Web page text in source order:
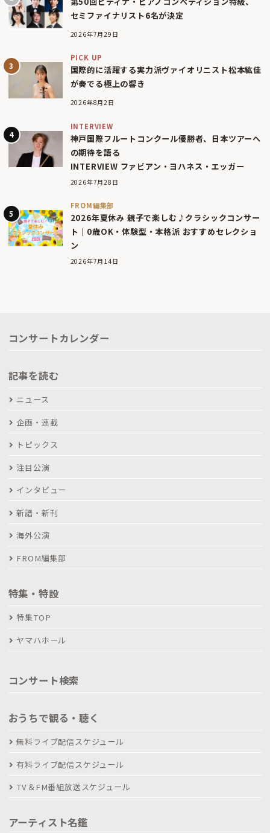
セミファイナリスト6名が決定
2026年7月29日
PICK UP
国際的に活躍する実力派ヴァイオリニスト松本紘佳
が奏でる極上の響き
2026年8月2日
INTERVIEW
神戸国際フルートコンクール優勝者、日本ツアーへ
の期待を語る
INTERVIEW ファビアン・ヨハネス・エッガー
2026年7月28日
FROM編集部
2026年夏休み 親子で楽しむ♪クラシックコンサー
ト｜0歳OK・体験型・本格派 おすすめセレクショ
ン
2026年7月14日
コンサートカレンダー
記事を読む
ニュース
企画・連載
トピックス
注目公演
インタビュー
新譜・新刊
海外公演
FROM編集部
特集・特設
特集TOP
ヤマハホール
コンサート検索
おうちで観る・聴く
無料ライブ配信スケジュール
有料ライブ配信スケジュール
TV＆FM番組放送スケジュール
アーティスト名鑑